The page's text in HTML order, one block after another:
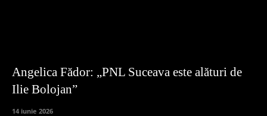
Angelica Fădor: „PNL Suceava este alături de
Ilie Bolojan”
14 iunie 2026